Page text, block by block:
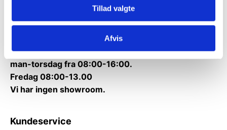
Tillad valgte
Afvis
Mandag til torsdag: 10:00 – 14:00.
Afhentning muligt
man-torsdag fra 08:00-16:00.
Fredag 08:00-13.00
Vi har ingen showroom.
Kundeservice